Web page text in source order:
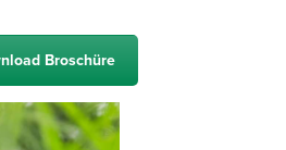
Broschüre